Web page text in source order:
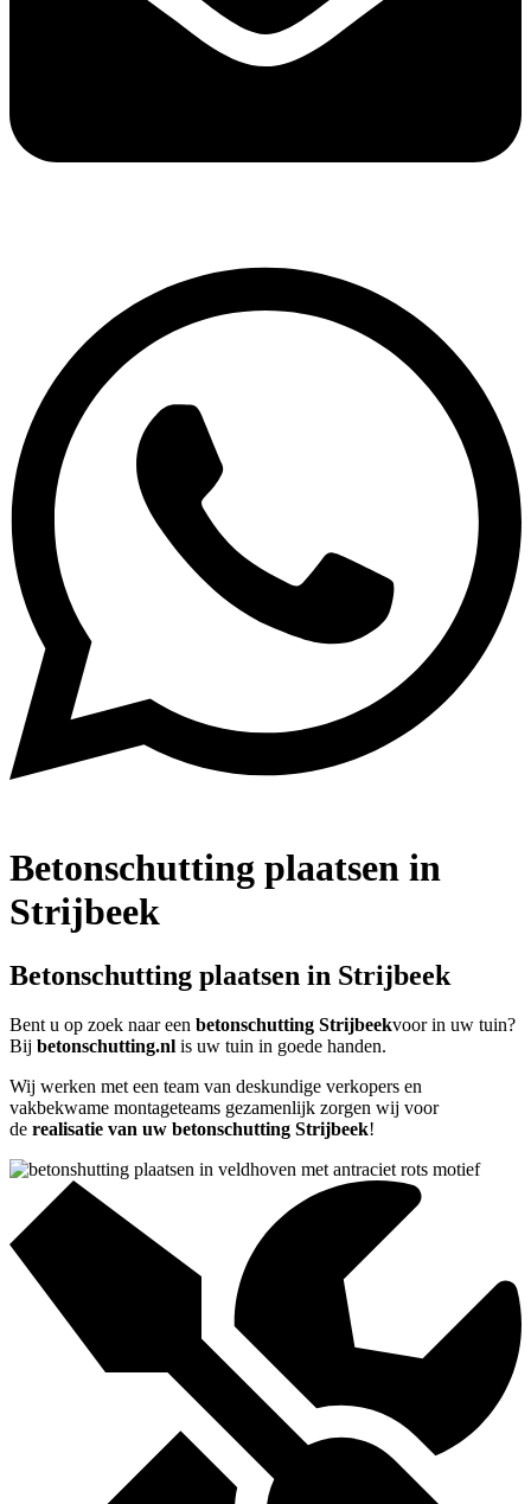
Betonschutting plaatsen in
Strijbeek
Betonschutting plaatsen in Strijbeek
Bent u op zoek naar een betonschutting Strijbeekvoor in uw tuin?
Bij betonschutting.nl is uw tuin in goede handen.
Wij werken met een team van deskundige verkopers en
vakbekwame montageteams gezamenlijk zorgen wij voor
de realisatie van uw betonschutting Strijbeek!